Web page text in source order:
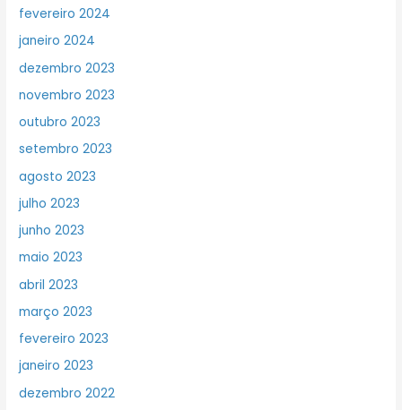
fevereiro 2024
janeiro 2024
dezembro 2023
novembro 2023
outubro 2023
setembro 2023
agosto 2023
julho 2023
junho 2023
maio 2023
abril 2023
março 2023
fevereiro 2023
janeiro 2023
dezembro 2022